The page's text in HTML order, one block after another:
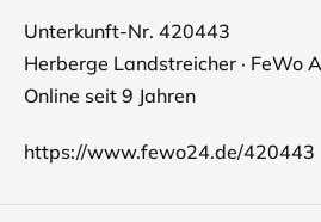
Unterkunft-Nr. 420443
Herberge Landstreicher · FeWo
Online seit 9 Jahren
https://www.fewo24.de/420443